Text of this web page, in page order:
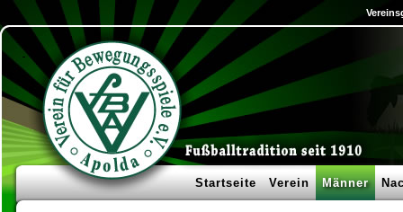
Startseite Verein Männer